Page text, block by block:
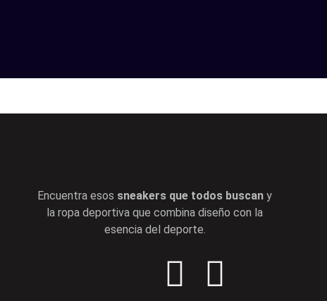
Encuentra esos sneakers que todos buscan y
la ropa deportiva que combina diseño con la
esencia del deporte.